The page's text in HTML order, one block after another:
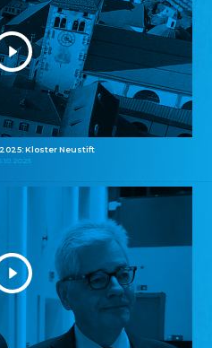
Kloster Neustift